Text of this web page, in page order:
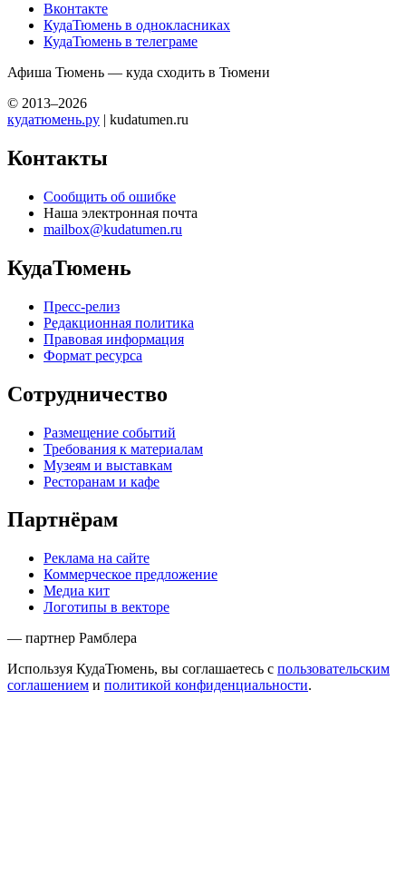
Вконтакте
КудаТюмень в однокласниках
КудаТюмень в телеграме
Афиша Тюмень — куда сходить в Тюмени
© 2013–2026
кудатюмень.ру | kudatumen.ru
Контакты
Сообщить об ошибке
Наша электронная почта
mailbox@kudatumen.ru
КудаТюмень
Пресс-релиз
Редакционная политика
Правовая информация
Формат ресурса
Сотрудничество
Размещение событий
Требования к материалам
Музеям и выставкам
Ресторанам и кафе
Партнёрам
Реклама на сайте
Коммерческое предложение
Медиа кит
Логотипы в векторе
— партнер Рамблера
Используя КудаТюмень, вы соглашаетесь с пользовательским
соглашением и политикой конфиденциальности.